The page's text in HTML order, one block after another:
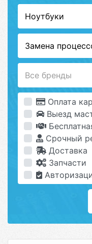
Ноутбуки
Замена
Все бренды
Оплата
Выезд
Срочный
Доставка
Запчасти